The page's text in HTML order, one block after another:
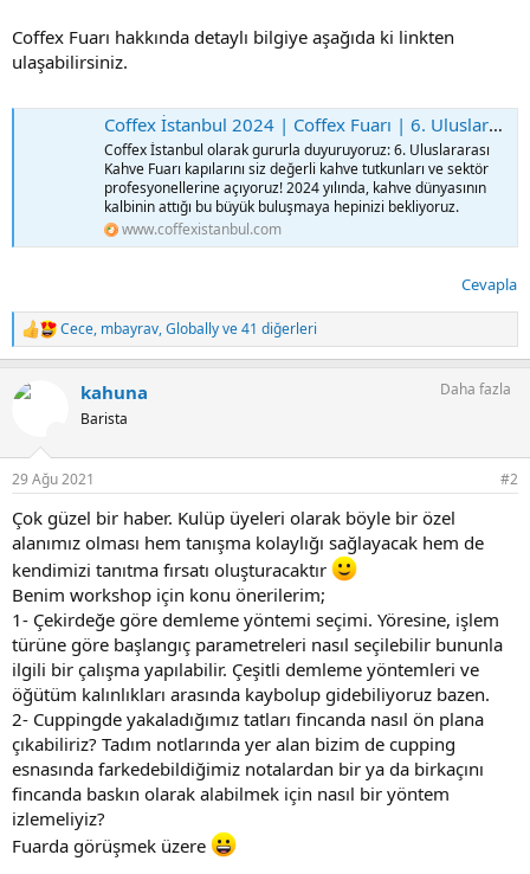
Coffex Fuarı hakkında detaylı bilgiye aşağıda ki linkten
ulaşabilirsiniz.
Coffex İstanbul 2024 | Coffex Fuarı | 6. Uluslararası Kahve Fuarı
Coffex İstanbul olarak gururla duyuruyoruz: 6. Uluslararası
Kahve Fuarı kapılarını siz değerli kahve tutkunları ve sektör
profesyonellerine açıyoruz! 2024 yılında, kahve dünyasının
kalbinin attığı bu büyük buluşmaya hepinizi bekliyoruz.
www.coffexistanbul.com
Cevapla
T
e
k
:
Cece, mbayrav,Globallyve 41 diğerleri
kahuna
Barista
Daha fazla
29 Ağu 2021 #2
Çok güzel bir haber. Kulüp üyeleri olarak böyle bir özel
alanımız olması hem tanışma kolaylığı sağlayacak hem de
kendimizi tanıtma fırsatı oluşturacaktır
Benim workshop için konu önerilerim;
1- Çekirdeğe göre demleme yöntemi seçimi. Yöresine, işlem
türüne göre başlangıç parametreleri nasıl seçilebilir bununla
ilgili bir çalışma yapılabilir. Çeşitli demleme yöntemleri ve
öğütüm kalınlıkları arasında kaybolup gidebiliyoruz bazen.
2- Cuppingde yakaladığımız tatları fincanda nasıl ön plana
çıkabiliriz? Tadım notlarında yer alan bizim de cupping
esnasında farkedebildiğimiz notalardan bir ya da birkaçını
fincanda baskın olarak alabilmek için nasıl bir yöntem
izlemeliyiz?
Fuarda görüşmek üzere